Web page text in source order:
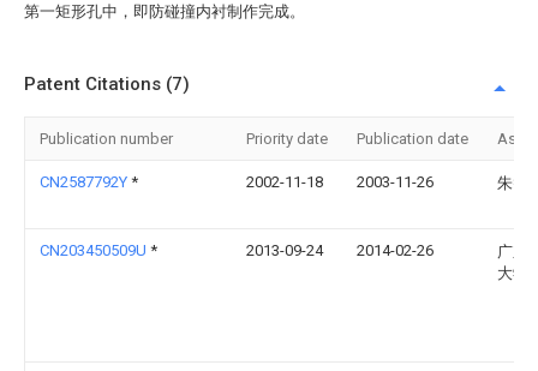
第一矩形孔中，即防碰撞内衬制作完成。
Patent Citations (7)
Publication number Priority date Publication date
CN2587792Y * 2002-11-18 2003-11-26 朱智
CN203450509U * 2013-09-24 2014-02-26
广东
大学